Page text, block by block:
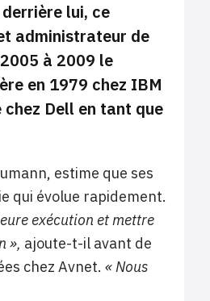
lui, ce
administrateur de
à 2009 le
en 1979 chez IBM
Dell en tant que
estime que ses
qui évolue rapidement.
exécution et mettre
», ajoute-t-il avant de
chez Avnet. « Nous